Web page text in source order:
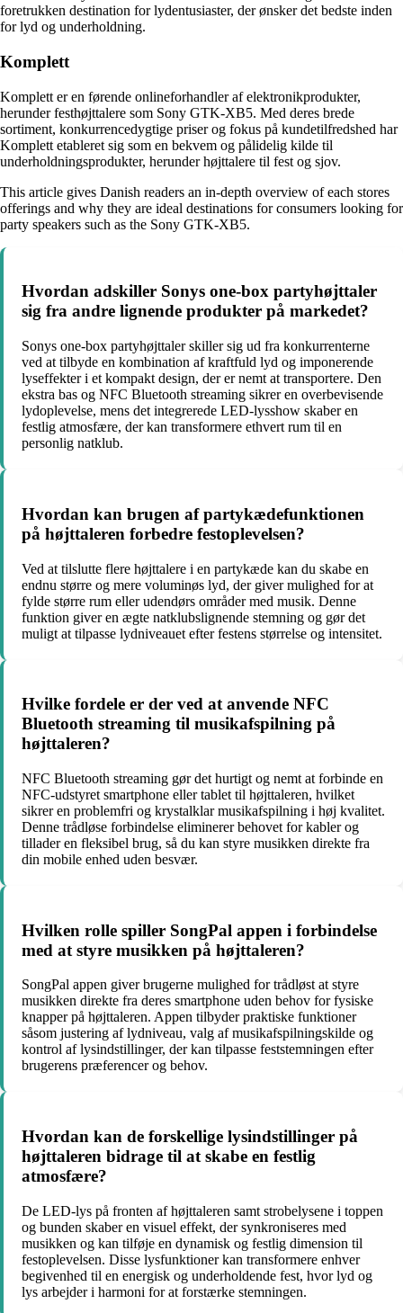
foretrukken destination for lydentusiaster, der ønsker det bedste inden
for lyd og underholdning.
Komplett
Komplett er en førende onlineforhandler af elektronikprodukter,
herunder festhøjttalere som Sony GTK-XB5. Med deres brede
sortiment, konkurrencedygtige priser og fokus på kundetilfredshed har
Komplett etableret sig som en bekvem og pålidelig kilde til
underholdningsprodukter, herunder højttalere til fest og sjov.
This article gives Danish readers an in-depth overview of each stores
offerings and why they are ideal destinations for consumers looking for
party speakers such as the Sony GTK-XB5.
Hvordan adskiller Sonys one-box partyhøjttaler
sig fra andre lignende produkter på markedet?
Sonys one-box partyhøjttaler skiller sig ud fra konkurrenterne
ved at tilbyde en kombination af kraftfuld lyd og imponerende
lyseffekter i et kompakt design, der er nemt at transportere. Den
ekstra bas og NFC Bluetooth streaming sikrer en overbevisende
lydoplevelse, mens det integrerede LED-lysshow skaber en
festlig atmosfære, der kan transformere ethvert rum til en
personlig natklub.
Hvordan kan brugen af partykædefunktionen
på højttaleren forbedre festoplevelsen?
Ved at tilslutte flere højttalere i en partykæde kan du skabe en
endnu større og mere voluminøs lyd, der giver mulighed for at
fylde større rum eller udendørs områder med musik. Denne
funktion giver en ægte natklubslignende stemning og gør det
muligt at tilpasse lydniveauet efter festens størrelse og intensitet.
Hvilke fordele er der ved at anvende NFC
Bluetooth streaming til musikafspilning på
højttaleren?
NFC Bluetooth streaming gør det hurtigt og nemt at forbinde en
NFC-udstyret smartphone eller tablet til højttaleren, hvilket
sikrer en problemfri og krystalklar musikafspilning i høj kvalitet.
Denne trådløse forbindelse eliminerer behovet for kabler og
tillader en fleksibel brug, så du kan styre musikken direkte fra
din mobile enhed uden besvær.
Hvilken rolle spiller SongPal appen i forbindelse
med at styre musikken på højttaleren?
SongPal appen giver brugerne mulighed for trådløst at styre
musikken direkte fra deres smartphone uden behov for fysiske
knapper på højttaleren. Appen tilbyder praktiske funktioner
såsom justering af lydniveau, valg af musikafspilningskilde og
kontrol af lysindstillinger, der kan tilpasse feststemningen efter
brugerens præferencer og behov.
Hvordan kan de forskellige lysindstillinger på
højttaleren bidrage til at skabe en festlig
atmosfære?
De LED-lys på fronten af højttaleren samt strobelysene i toppen
og bunden skaber en visuel effekt, der synkroniseres med
musikken og kan tilføje en dynamisk og festlig dimension til
festoplevelsen. Disse lysfunktioner kan transformere enhver
begivenhed til en energisk og underholdende fest, hvor lyd og
lys arbejder i harmoni for at forstærke stemningen.